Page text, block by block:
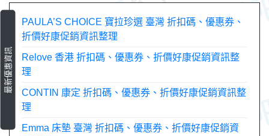
最新優惠資訊
PAULA’S CHOICE 寶拉珍選 臺灣 折扣碼、優惠券、
折價好康促銷資訊整理
Relove 香港 折扣碼、優惠券、折價好康促銷資訊整
理
CONTIN 康定 折扣碼、優惠券、折價好康促銷資訊整
理
Emma 床墊 臺灣 折扣碼、優惠券、折價好康促銷資